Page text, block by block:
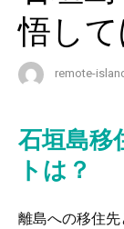
悟し
remote-
石垣島移
トは？
離島への移住